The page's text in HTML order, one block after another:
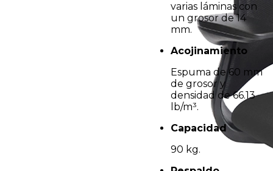
varias láminas con
un grosor de 14
mm.
Acojinamiento
Espuma de 60 mm
de grosor y
densidad de 66.13
lb/m³.
Capacidad
90 kg.